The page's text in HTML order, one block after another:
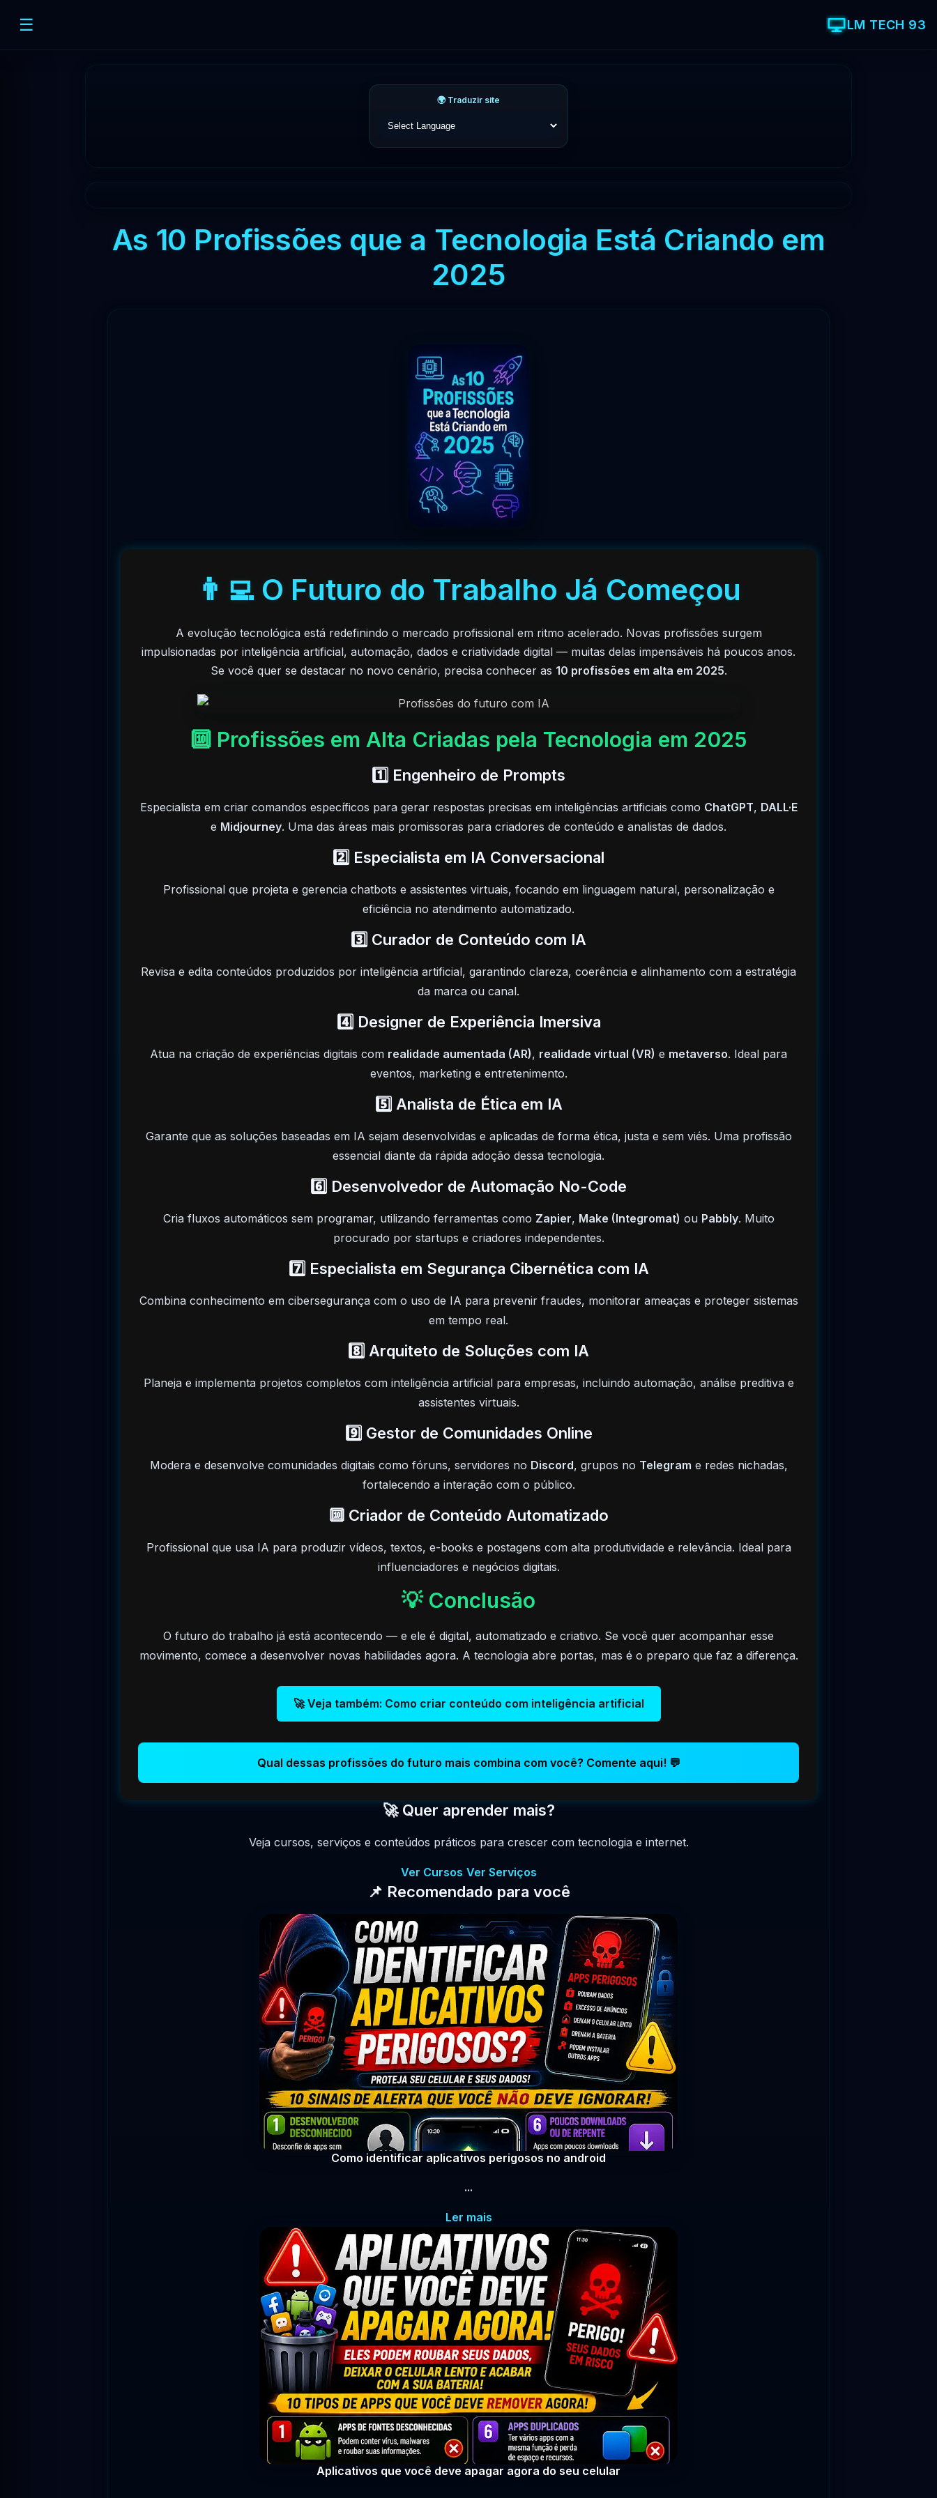
☰ LM TECH 93
🌍 Traduzir site
As 10 Profissões que a Tecnologia Está Criando em
2025
👨‍💻 O Futuro do Trabalho Já Começou
A evolução tecnológica está redefinindo o mercado profissional em ritmo acelerado. Novas profissões surgem
impulsionadas por inteligência artificial, automação, dados e criatividade digital — muitas delas impensáveis há poucos anos.
Se você quer se destacar no novo cenário, precisa conhecer as 10 profissões em alta em 2025.
🔟 Profissões em Alta Criadas pela Tecnologia em 2025
1️⃣ Engenheiro de Prompts
Especialista em criar comandos específicos para gerar respostas precisas em inteligências artificiais como ChatGPT, DALL·E
e Midjourney. Uma das áreas mais promissoras para criadores de conteúdo e analistas de dados.
2️⃣ Especialista em IA Conversacional
Profissional que projeta e gerencia chatbots e assistentes virtuais, focando em linguagem natural, personalização e
eficiência no atendimento automatizado.
3️⃣ Curador de Conteúdo com IA
Revisa e edita conteúdos produzidos por inteligência artificial, garantindo clareza, coerência e alinhamento com a estratégia
da marca ou canal.
4️⃣ Designer de Experiência Imersiva
Atua na criação de experiências digitais com realidade aumentada (AR), realidade virtual (VR) e metaverso. Ideal para
eventos, marketing e entretenimento.
5️⃣ Analista de Ética em IA
Garante que as soluções baseadas em IA sejam desenvolvidas e aplicadas de forma ética, justa e sem viés. Uma profissão
essencial diante da rápida adoção dessa tecnologia.
6️⃣ Desenvolvedor de Automação No-Code
Cria fluxos automáticos sem programar, utilizando ferramentas como Zapier, Make (Integromat) ou Pabbly. Muito
procurado por startups e criadores independentes.
7️⃣ Especialista em Segurança Cibernética com IA
Combina conhecimento em cibersegurança com o uso de IA para prevenir fraudes, monitorar ameaças e proteger sistemas
em tempo real.
8️⃣ Arquiteto de Soluções com IA
Planeja e implementa projetos completos com inteligência artificial para empresas, incluindo automação, análise preditiva e
assistentes virtuais.
9️⃣ Gestor de Comunidades Online
Modera e desenvolve comunidades digitais como fóruns, servidores no Discord, grupos no Telegram e redes nichadas,
fortalecendo a interação com o público.
🔟 Criador de Conteúdo Automatizado
Profissional que usa IA para produzir vídeos, textos, e-books e postagens com alta produtividade e relevância. Ideal para
influenciadores e negócios digitais.
💡 Conclusão
O futuro do trabalho já está acontecendo — e ele é digital, automatizado e criativo. Se você quer acompanhar esse
movimento, comece a desenvolver novas habilidades agora. A tecnologia abre portas, mas é o preparo que faz a diferença.
🚀 Veja também: Como criar conteúdo com inteligência artificial
Qual dessas profissões do futuro mais combina com você? Comente aqui! 💬
🚀 Quer aprender mais?
Veja cursos, serviços e conteúdos práticos para crescer com tecnologia e internet.
Ver Cursos Ver Serviços
📌 Recomendado para você
Como identificar aplicativos perigosos no android
...
Ler mais
Aplicativos que você deve apagar agora do seu celular